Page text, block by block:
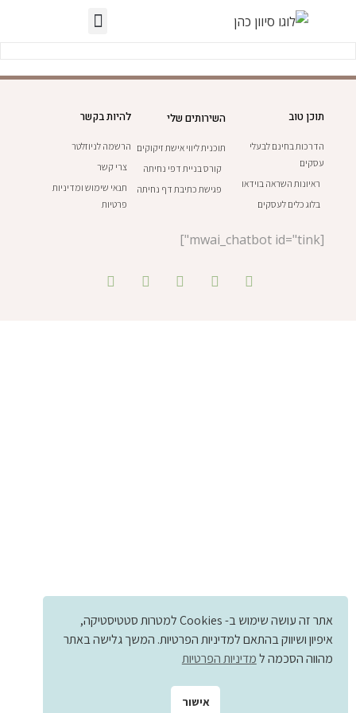
תוכן טוב
הדרכות בחינם לבעלי
עסקים
ראיונות השראה בוידאו
בלוג כלים לעסקים
השירותים שלי
תוכנית ליווי אישת זיקוקים
קורס בניית דפי נחיתה
פגישת כתיבת דף נחיתה
להיות בקשר
הרשמה לניוזלטר
צרי קשר
תנאי שימוש ומדיניות
פרטיות
אתר זה עושה שימוש ב- Cookies למטרות סטטיסטיקה,
איפיון ושיווק בהתאם למדיניות הפרטיות. המשך גלישה באתר
מהווה הסכמה למדיניות הפרטיות
אישור